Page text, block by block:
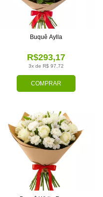
COMPRAR
3x de R$ 97,72
R$293,17
Buquê Aylla